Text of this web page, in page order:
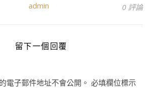
admin 0 評論
留下一個回覆
電子郵件地址不會公開。 必填欄位標示